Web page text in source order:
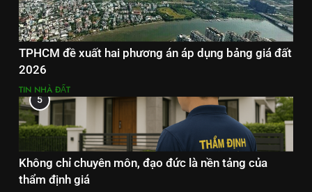
TPHCM đề xuất hai phương án áp dụng bảng giá đất
2026
TIN NHÀ ĐẤT
5
Không chỉ chuyên môn, đạo đức là nền tảng của
thẩm định giá